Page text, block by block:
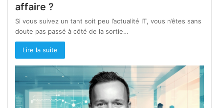
affaire ?
Si vous suivez un tant soit peu l’actualité IT, vous n’êtes sans
doute pas passé à côté de la sortie…
Lire la suite